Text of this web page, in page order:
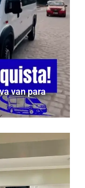
van para